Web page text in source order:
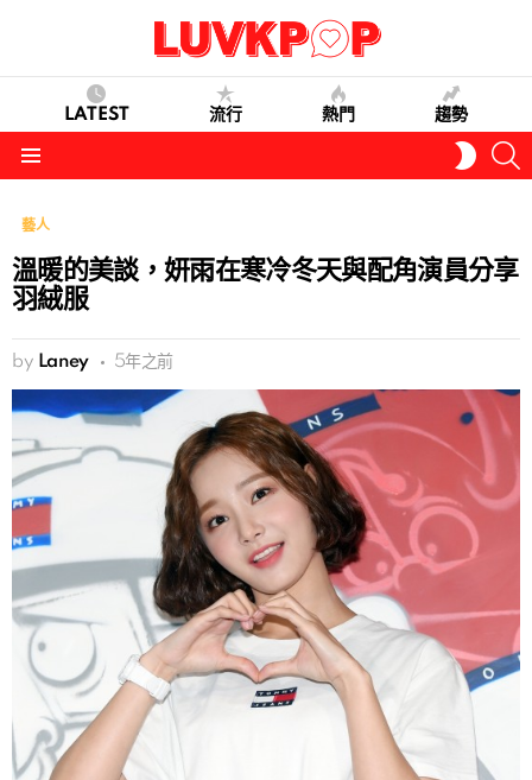
LATEST 流行 熱門 趨勢
SKIN
藝人
溫暖的美談，妍雨在寒冷冬天與配角演員分享
羽絨服
by Laney 5年之前